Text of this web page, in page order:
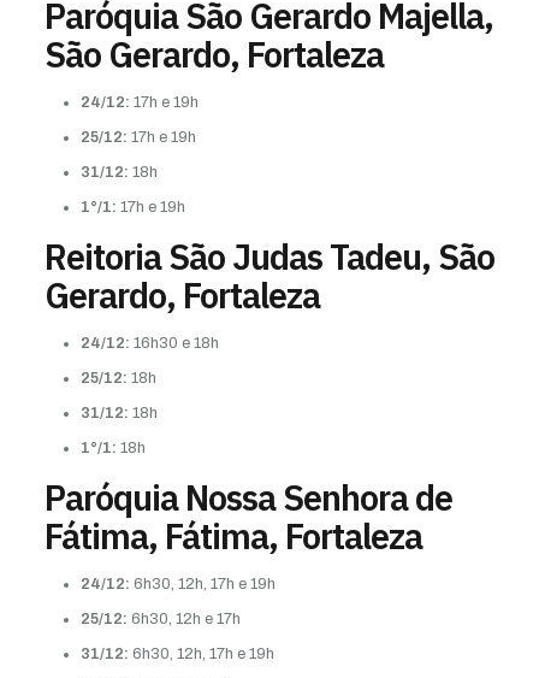
Paróquia São Gerardo Majella,
São Gerardo, Fortaleza
24/12: 17h e 19h
25/12: 17h e 19h
31/12: 18h
1°/1: 17h e 19h
Reitoria São Judas Tadeu, São
Gerardo, Fortaleza
24/12: 16h30 e 18h
25/12: 18h
31/12: 18h
1°/1: 18h
Paróquia Nossa Senhora de
Fátima, Fátima, Fortaleza
24/12: 6h30, 12h, 17h e 19h
25/12: 6h30, 12h e 17h
31/12: 6h30, 12h, 17h e 19h